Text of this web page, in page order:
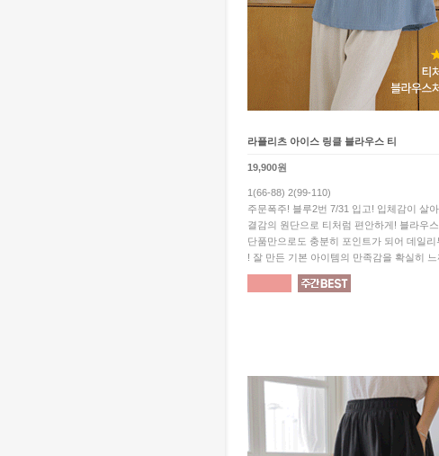
라플리츠 아이스 링클 블라우스 티
19,900원
1(66-88) 2(99-110)
주문폭주! 블루2번 7/31 입고! 입체감이 살
결감의 원단으로 티처럼 편안하게! 블라우
단품만으로도 충분히 포인트가 되어 데일리
! 잘 만든 기본 아이템의 만족감을 확실히 느